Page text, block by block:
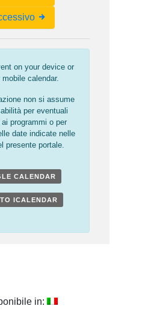
on your device or
calendar.
non si assume
per eventuali
programmi o per
date indicate nelle
presente portale.
CALENDAR
ICALENDAR
in: